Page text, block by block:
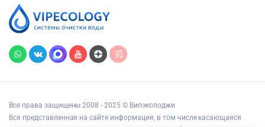
Все права защищены 2008 - 2025 © Випэколоджи
Вся представленная на сайте информация, в том числе касающаяся